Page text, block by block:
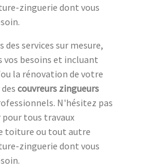
zinguerie dont vous
des services sur mesure,
vos besoins et incluant
la rénovation de votre
couvreurs zingueurs
N'hésitez pas
tous travaux
toiture ou tout autre
zinguerie dont vous